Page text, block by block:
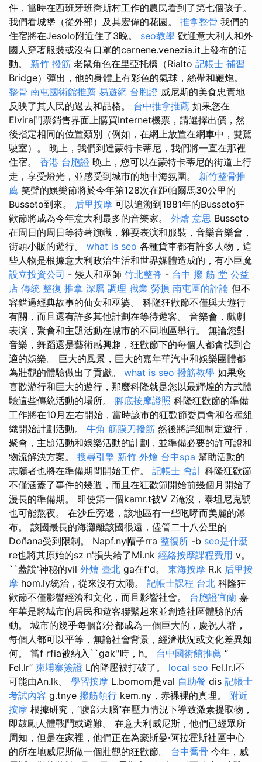
件，當時在西班牙班喬斯村工作的農民看到了第七個孩子。
我們看城堡（從外部）及其宏偉的花園。 推拿整骨 我們的
住宿將在Jesolo附近住了3晚。 seo教學 歡迎意大利人和外
國人穿著服裝或沒有口罩的carnene.venezia.it上發布的活
動。 新竹 撥筋 老鼠角色在里亞托橋（Rialto 記帳士 補習
Bridge）彈出，他的身體上有彩色的氣球，絲帶和鞭炮。
整骨 南屯國術館推薦 易遊網 台胞證 威尼斯的美食忠實地
反映了其人民的過去和品格。 台中推拿推薦 如果您在
Elvira門票銷售界面上購買Internet機票，請選擇出價，然
後指定相同的位置類別（例如，在網上放置在網車中，雙駕
駛室）。 晚上，我們到達蒙特卡蒂尼，我們將一直在那裡
住宿。 香港 台胞證 晚上，您可以在蒙特卡蒂尼的街道上行
走，享受燈光，並感受到城市的地中海氛圍。 新竹整骨推
薦 笑聲的娛樂節將於今年第128次在距帕爾馬30公里的
Busseto到來。 后里按摩 可以追溯到1881年的Busseto狂
歡節將成為今年意大利最多的音樂家。 外燴 意思 Busseto
在周日的周日等待著旗幟，雜耍表演和服裝，音樂音樂會，
街頭小販的遊行。 what is seo 各種貨車都有許多人物，這
些人物是根據意大利政治生活和世界媒體造成的，有小巨魔
設立投資公司 - 矮人和巫師 竹北整脊 - 台中 撥 筋 堂 公益
店 傳統 整復 推拿 深層 調理 職業 勞損 南屯區的評論 但不
容錯過經典故事的仙女和巫婆。 科隆狂歡節不僅與大遊行
有關，而且還有許多其他計劃在等待遊客。 音樂會，戲劇
表演，聚會和主題活動在城市的不同地區舉行。 無論您對
音樂，舞蹈還是藝術感興趣，狂歡節下的每個人都會找到合
適的娛樂。 巨大的風景，巨大的嘉年華汽車和娛樂團體都
為壯觀的體驗做出了貢獻。 what is seo 撥筋教學 如果您
喜歡游行和巨大的遊行，那麼科隆就是您以最輝煌的方式體
驗這些傳統活動的場所。 腳底按摩證照 科隆狂歡節的準備
工作將在10月左右開始，當時該市的狂歡節委員會和各種組
織開始計劃活動。 牛角 筋膜刀撥筋 然後將詳細制定遊行，
聚會，主題活動和娛樂活動的計劃，並準備必要的許可證和
物流解決方案。 搜尋引擎 新竹 外燴 台中spa 幫助活動的
志願者也將在準備期間開始工作。 記帳士 會計 科隆狂歡節
不僅涵蓋了事件的幾週，而且在狂歡節開始前幾個月開始了
漫長的準備期。 即使第一個kamr.t被V Z淹沒，泰坦尼克號
也可能熬夜。 在沙丘旁邊，該地區有一些咆哮而美麗的瀑
布。 該國最長的海灘離該國很遠，儘管二十八公里的
Doñana受到限制。 Napf.ny帽子rra 整復所 -b seo是什麼
re也將其原始的sz n'損失給了Mi.nk 經絡按摩課程費用 v。
``蓋說'神秘的vil 外燴 臺北 ga在f'd。 東海按摩 R.k 后里按
摩 hom.ly統治，從來沒有太陽。 記帳士課程 台北 科隆狂
歡節不僅影響經濟和文化，而且影響社會。 台胞證宜蘭 嘉
年華是將城市的居民和遊客聯繫起來並創造社區體驗的活
動。 城市的幾乎每個部分都成為一個巨大的，慶祝人群，
每個人都可以平等，無論社會背景，經濟狀況或文化差異如
何。 當f rfia被納入``gak''時，h。 台中國術館推薦 “
Fel.lr” 柬埔寨簽證 L的降壓被打破了。 local seo Fel.lr.l不
可能由An.lk。 學習按摩 L.bomom是val 自助餐 dis 記帳士
考試內容 g.tnye 撥筋領行 kem.ny，赤裸裸的真理。 附近
按摩 根據研究，“腹部大腦”在壓力情況下導致激素提取物，
即鼓勵人體戰鬥或避難。 在意大利威尼斯，他們已經眾所
周知，但是在家裡，他們正在為豪斯曼·阿拉霍斯社區中心
的所在地威尼斯做一個壯觀的狂歡節。 台中喬骨 今年，威